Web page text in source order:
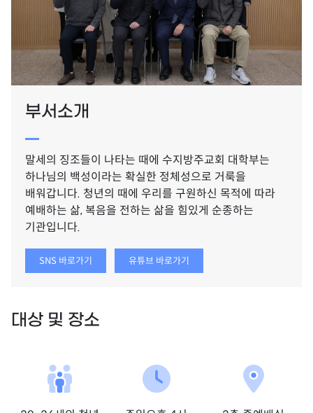
부서소개
말세의 징조들이 나타는 때에 수지방주교회 대학부는
하나님의 백성이라는 확실한 정체성으로 거룩을
배워갑니다. 청년의 때에 우리를 구원하신 목적에 따라
예배하는 삶, 복음을 전하는 삶을 힘있게 순종하는
기관입니다.
SNS 바로가기 유튜브 바로가기
대상 및 장소